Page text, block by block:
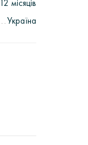
12 місяців
Україна